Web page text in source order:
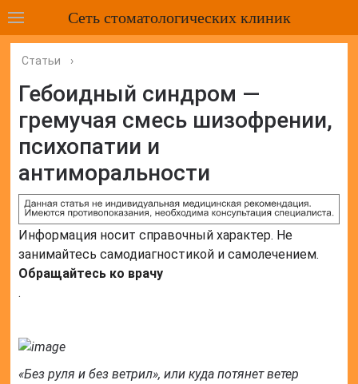
Сеть стоматологических клиник
Статьи ›
Гебоидный синдром —
гремучая смесь шизофрении,
психопатии и
антиморальности
Информация носит справочный характер. Не
занимайтесь самодиагностикой и самолечением.
Обращайтесь ко врачу
.
«Без руля и без ветрил», или куда потянет ветер